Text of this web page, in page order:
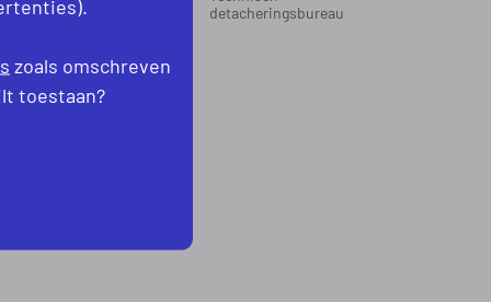
detacheringsbureau
zoals omschreven
toestaan?